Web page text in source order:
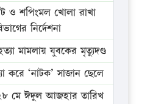
ও শপিংমল খোলা রাখা
নির্দেশনা
মামলায় যুবকের মৃত্যুদণ্ড
করে ‘নাটক’ সাজান ছেলে
মে ঈদুল আজহার তারিখ